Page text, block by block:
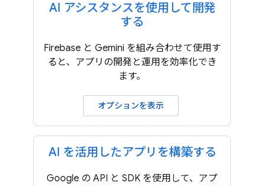
AI アシスタンスを使用して開発
する
Firebase と Gemini を組み合わせて使用す
ると、アプリの開発と運用を効率化でき
ます。
オプションを表示
AI を活用したアプリを構築する
Google の API と SDK を使用して、アプ